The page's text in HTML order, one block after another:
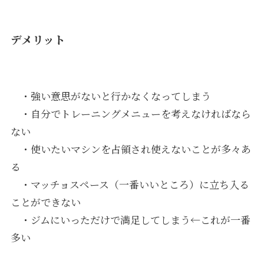
デメリット
・強い意思がないと行かなくなってしまう
・自分でトレーニングメニューを考えなければなら
ない
・使いたいマシンを占領され使えないことが多々あ
る
・マッチョスペース（一番いいところ）に立ち入る
ことができない
・ジムにいっただけで満足してしまう←これが一番
多い